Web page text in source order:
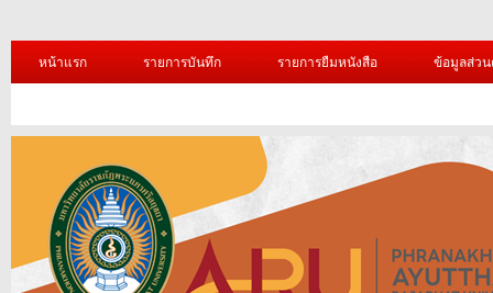
หน้าแรก รายการบันทึก รายการยืมหนังสือ ข้อมูลส่ว